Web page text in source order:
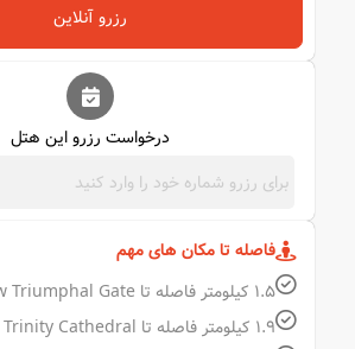
رزرو آنلاین
درخواست رزرو این هتل
فاصله تا مکان های مهم
1.5 کیلومتر فاصله تا Moscow Triumphal Gate
1.9 کیلومتر فاصله تا Trinity Cathedral